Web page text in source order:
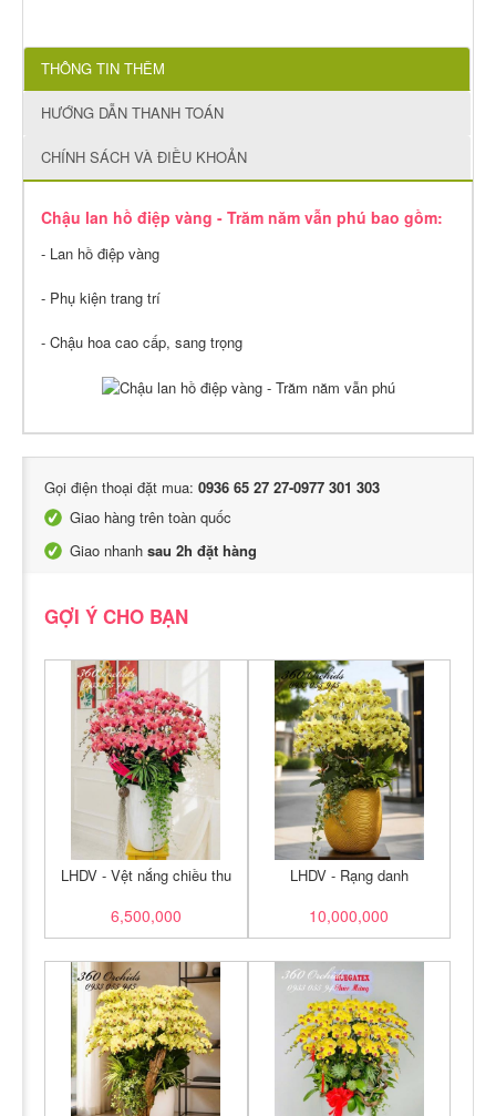
THÔNG TIN THÊM
HƯỚNG DẪN THANH TOÁN
CHÍNH SÁCH VÀ ĐIỀU KHOẢN
Chậu lan hồ điệp vàng - Trăm năm vẫn phú bao gồm:
- Lan hồ điệp vàng
- Phụ kiện trang trí
- Chậu hoa cao cấp, sang trọng
Gọi điện thoại đặt mua: 0936 65 27 27-0977 301 303
Giao hàng trên toàn quốc
Giao nhanh sau 2h đặt hàng
GỢI Ý CHO BẠN
LHDV - Vệt nắng chiều thu
6,500,000
LHDV - Rạng danh
10,000,000